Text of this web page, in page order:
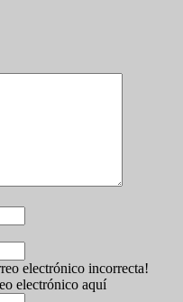
electrónico incorrecta!
electrónico aquí